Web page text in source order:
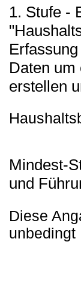
1. Stufe -
Daten um
erstellen
Mindest-
und
Diese
unbedingt